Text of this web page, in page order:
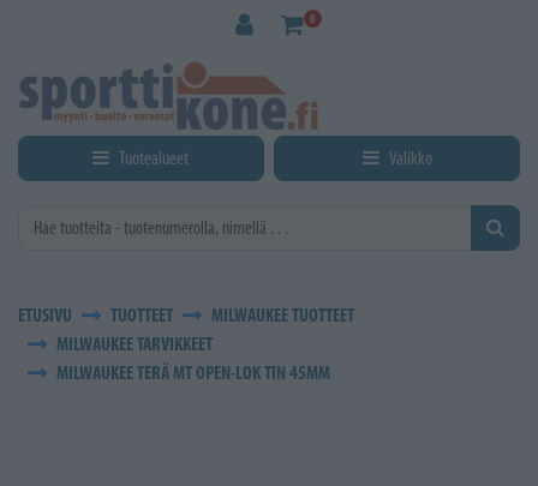
0
Tuotealueet Valikko
ETUSIVU TUOTTEET
MILWAUKEE TUOTTEET
MILWAUKEE TARVIKKEET
MILWAUKEE TERÄ MT OPEN-LOK TIN 45MM